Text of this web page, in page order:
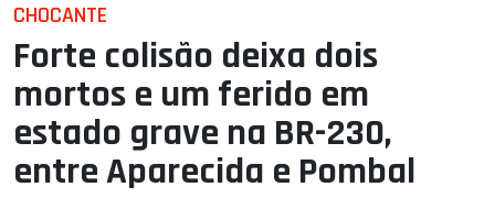
CHOCANTE
Forte colisão deixa dois
mortos e um ferido em
estado grave na BR-230,
entre Aparecida e Pombal